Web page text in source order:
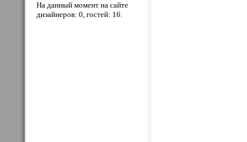
На данный момент на сайте
дизайнеров: 0, гостей: 16.